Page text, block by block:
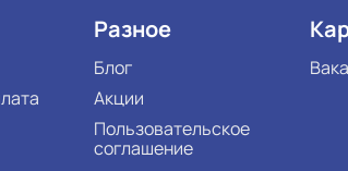
Разное
Блог
Акции
Пользовательское
соглашение